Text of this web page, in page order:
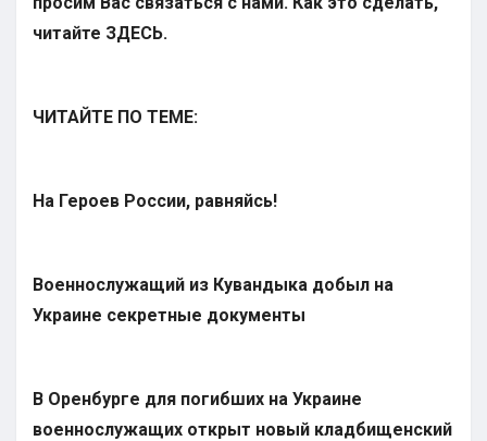
читайте ЗДЕСЬ.
ЧИТАЙТЕ ПО ТЕМЕ:
На Героев России, равняйсь!
Военнослужащий из Кувандыка добыл на
Украине секретные документы
В Оренбурге для погибших на Украине
военнослужащих открыт новый кладбищенский